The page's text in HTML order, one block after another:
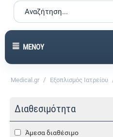
ΜΕΝΟΎ
Medical.gr / Εξοπλισμός Ιατρείου
Διαθεσιμότητα
Άμεσα διαθέσιμο